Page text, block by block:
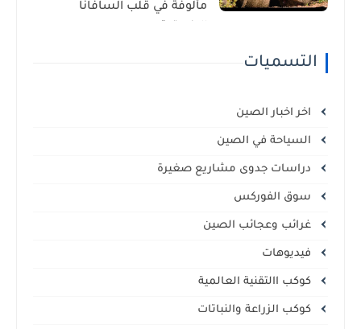
مألوفة في قلب السافانا
التسميات
اخر اخبار الصين
السياحة في الصين
دراسات جدوى مشاريع صغيرة
سوق الفوركس
غرائب وعجائب الصين
فيديوهات
كوكب االتقنية العالمية
كوكب الزراعة والنباتات